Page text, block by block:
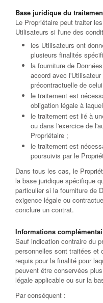
Base juridique du
Le Propriétaire peut traiter
Utilisateurs si l'une des
les Utilisateurs ont
plusieurs finalités
la fourniture de
accord avec
précontractuelle de
le traitement est
obligation légale à
le traitement est lié à
ou dans l'exercice de
Propriétaire ;
le traitement est
poursuivis par le
Dans tous les cas, le
la base juridique spécifique
particulier si la fourniture de
exigence légale ou
conclure un contrat.
Informations
Sauf indication contraire du
personnelles sont traitées et
requis pour la finalité pour
peuvent être conservées
légale applicable ou sur la
Par conséquent :